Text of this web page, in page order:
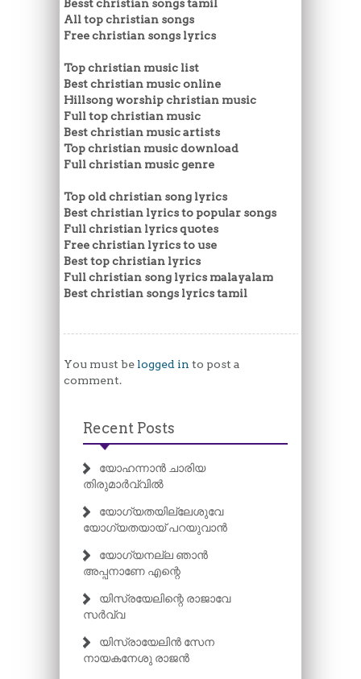
Besst christian songs tamil
All top christian songs
Free christian songs lyrics
Top christian music list
Best christian music online
Hillsong worship christian music
Full top christian music
Best christian music artists
Top christian music download
Full christian music genre
Top old christian song lyrics
Best christian lyrics to popular songs
Full christian lyrics quotes
Free christian lyrics to use
Best top christian lyrics
Full christian song lyrics malayalam
Best christian songs lyrics tamil
You must be logged in to post a
comment.
Recent Posts
യോഹന്നാൻ ചാരിയ
തിരുമാർവ്വിൽ
യോഗ്യതയില്ലേശുവേ
യോഗ്യതയായ് പറയുവാൻ
യോഗ്യനല്ല ഞാൻ
അപ്പനാണേ എന്റെ
യിസ്രയേലിന്റെ രാജാവേ
സർവ്വ
യിസ്രായേലിൻ സേന
നായകനേശു രാജൻ